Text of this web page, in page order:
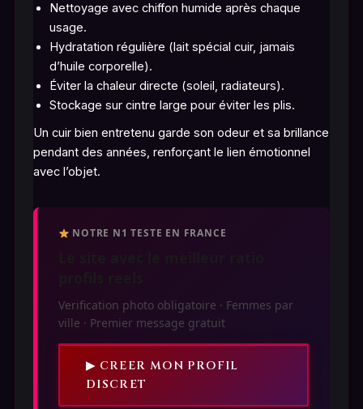
Nettoyage avec chiffon humide après chaque
usage.
Hydratation régulière (lait spécial cuir, jamais
d’huile corporelle).
Éviter la chaleur directe (soleil, radiateurs).
Stockage sur cintre large pour éviter les plis.
Un cuir bien entretenu garde son odeur et sa brillance
pendant des années, renforçant le lien émotionnel
avec l’objet.
NOTRE N1 TESTE EN FRANCE
Verification photo obligatoire · Femmes par
ville · Premier message gratuit
▶ CREER MON PROFIL
DISCRET